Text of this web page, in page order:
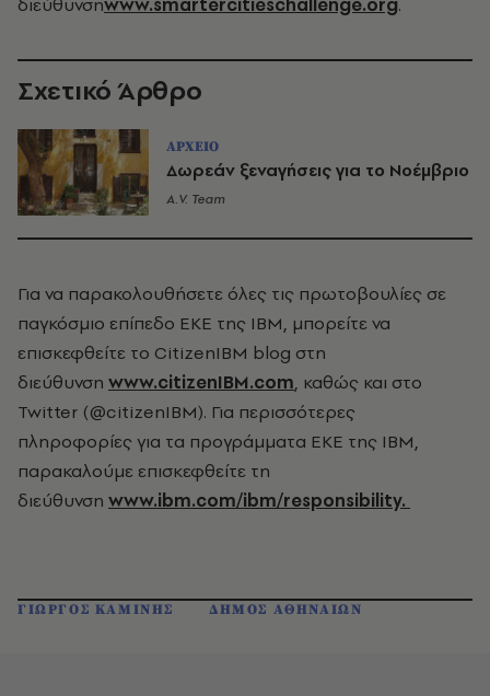
Σχετικό Άρθρο
ΑΡΧΕΙΟ
Δωρεάν ξεναγήσεις για το Νοέμβριο
A.V. Team
Για να παρακολουθήσετε όλες τις πρωτοβουλίες σε
παγκόσμιο επίπεδο ΕΚΕ της IBM, μπορείτε να
επισκεφθείτε το CitizenIBM blog στη
διεύθυνση www.citizenIBM.com, καθώς και στο
Twitter (@citizenIBM). Για περισσότερες
πληροφορίες για τα προγράμματα ΕΚΕ της ΙΒΜ,
παρακαλούμε επισκεφθείτε τη
διεύθυνση www.ibm.com/ibm/responsibility.
ΓΙΩΡΓΟΣ ΚΑΜΙΝΗΣ ΔΗΜΟΣ ΑΘΗΝΑΙΩΝ